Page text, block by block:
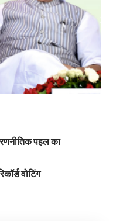
पहल का
वोटिंग